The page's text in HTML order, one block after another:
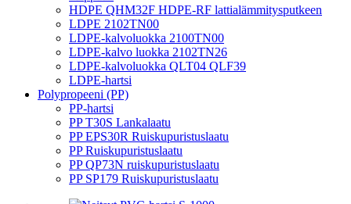
HDPE QHM32F HDPE-RF lattialämmitysputkeen
LDPE 2102TN00
LDPE-kalvoluokka 2100TN00
LDPE-kalvo luokka 2102TN26
LDPE-kalvoluokka QLT04 QLF39
LDPE-hartsi
Polypropeeni (PP)
PP-hartsi
PP T30S Lankalaatu
PP EPS30R Ruiskupuristuslaatu
PP Ruiskupuristuslaatu
PP QP73N ruiskupuristuslaatu
PP SP179 Ruiskupuristuslaatu